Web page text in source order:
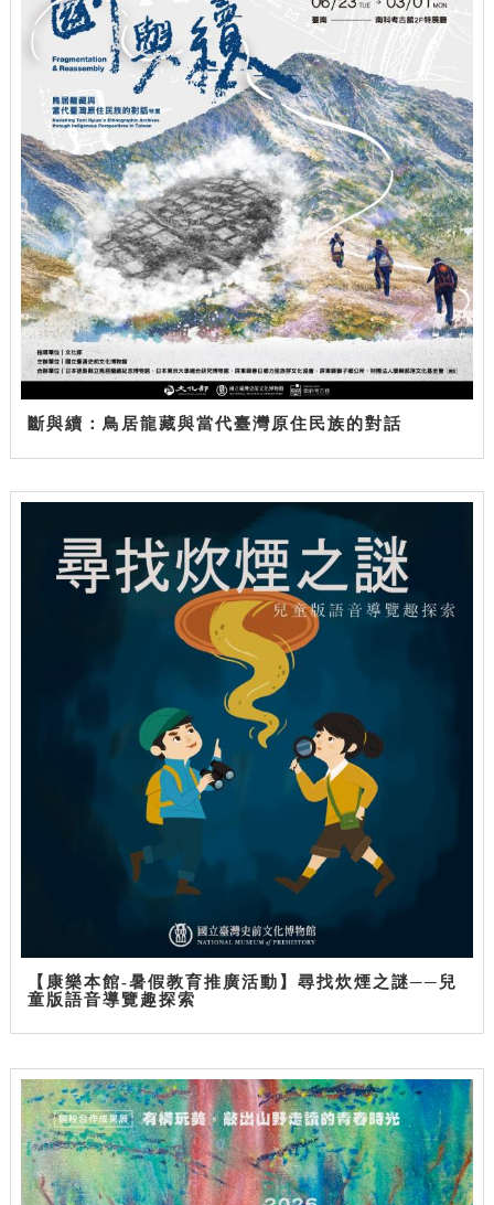
斷與續：鳥居龍藏與當代臺灣原住民族的對話
【康樂本館-暑假教育推廣活動】尋找炊煙之謎──兒
童版語音導覽趣探索